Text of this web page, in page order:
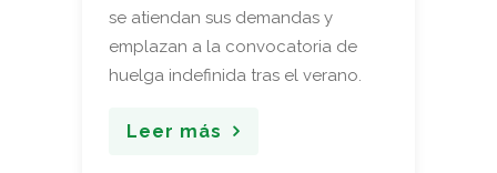
se atiendan sus demandas y
emplazan a la convocatoria de
huelga indefinida tras el verano.
Leer más